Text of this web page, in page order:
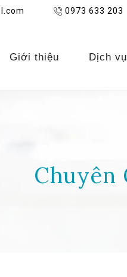
0973 633 203
Giới thiệu Dịch vụ
Chuyên